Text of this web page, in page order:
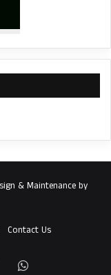
& Maintenance by
Contact Us
WhatsApp